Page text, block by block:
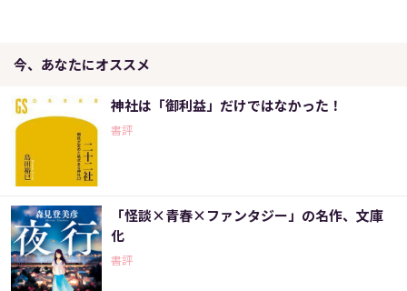
今、あなたにオススメ
神社は「御利益」だけではなかった！
書評
「怪談×青春×ファンタジー」の名作、文庫
化
書評